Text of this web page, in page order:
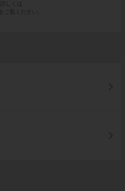
詳しくは
をご覧ください。